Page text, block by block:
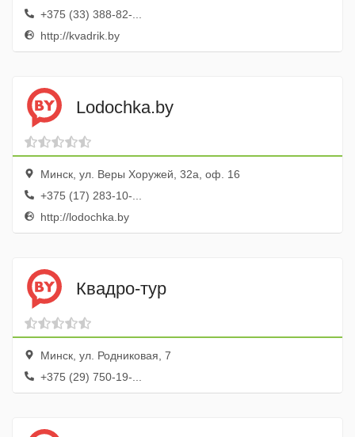
+375 (33) 388-82-...
http://kvadrik.by
Lodochka.by
Минск, ул. Веры Хоружей, 32а, оф. 16
+375 (17) 283-10-...
http://lodochka.by
Квадро-тур
Минск, ул. Родниковая, 7
+375 (29) 750-19-...